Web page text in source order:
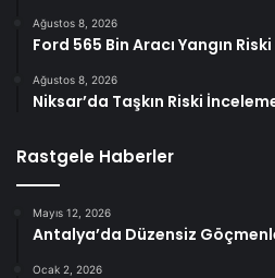
Ağustos 8, 2026
Ford 565 Bin Aracı Yangın
Ağustos 8, 2026
Niksar’da Taşkın Riski
Rastgele Haberler
Mayıs 12, 2026
Antalya’da Düzensiz
Ocak 2, 2026